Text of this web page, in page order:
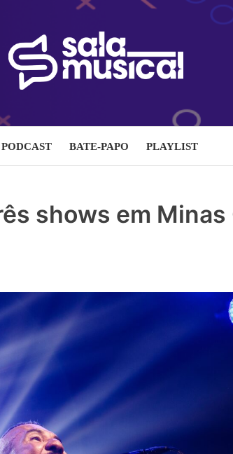
PODCAST BATE-PAPO PLAYLIST
shows em Minas